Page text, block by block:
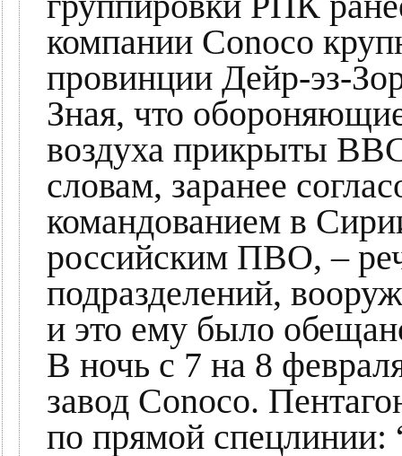
компании Conoco
провинции Дейр-эз-
Зная, что
воздуха прикрыты
словам, заранее
командованием в
российским ПВО, –
подразделений,
и это ему было
В ночь с 7 на 8
завод Conoco.
по прямой спецлинии: